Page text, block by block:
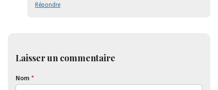
Répondre
Laisser un commentaire
Nom *